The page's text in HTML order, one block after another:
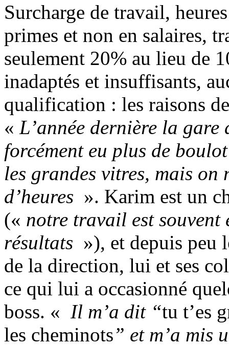
Surcharge de travail,
primes et non en salaires,
seulement 20% au lieu de
inadaptés et insuffisants,
qualification : les raisons
« L’année dernière la
forcément eu plus de
les grandes vitres, mais on
d’heures ». Karim est un
(« notre travail est souvent
résultats »), et depuis peu
de la direction, lui et ses
ce qui lui a occasionné
boss. « Il m’a dit “tu t’es
les cheminots” et m’a mis